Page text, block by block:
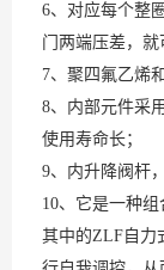
6、对应每个整
门两端压差，就
7、聚四氟乙烯
8、内部元件采
使用寿命长；
9、内升降阀杆
10、它是一种组
其中的ZLF自力